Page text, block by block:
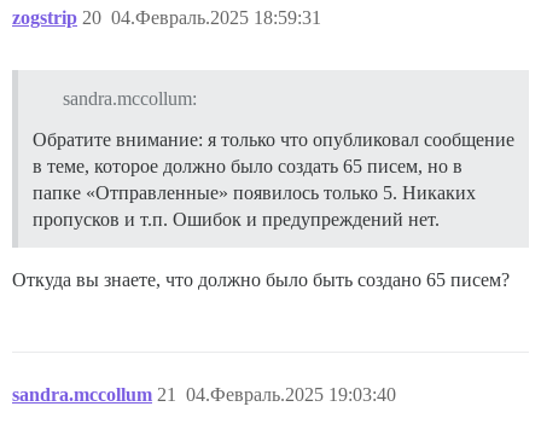
Не удалось обработать письмо:
Трассировка стека
/var/www/discourse/vendor/bundle/ruby/3.3.0/
/var/www/discourse/vendor/bundle/ruby/3.3.0/gems/
/var/www/discourse/lib/email/processor.rb:13:in
zogstrip 04.Февраль.2025 18:59:31
20
sandra.mccollum:
Обратите внимание: я только что опубликовал сообщение
в теме, которое должно было создать 65 писем, но в
папке «Отправленные» появилось только 5. Никаких
пропусков и т.п. Ошибок и предупреждений нет.
Откуда вы знаете, что должно было быть создано 65 писем?
sandra.mccollum 04.Февраль.2025 19:03:40
21